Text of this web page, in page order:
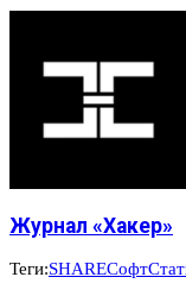
Журнал «Хакер»
Теги:SHAREСофт